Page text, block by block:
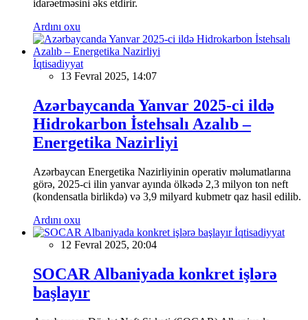
idarəetməsini əks etdirir.
Ardını oxu
İqtisadiyyat
13 Fevral 2025, 14:07
Azərbaycanda Yanvar 2025-ci ildə
Hidrokarbon İstehsalı Azalıb –
Energetika Nazirliyi
Azərbaycan Energetika Nazirliyinin operativ məlumatlarına
görə, 2025-ci ilin yanvar ayında ölkədə 2,3 milyon ton neft
(kondensatla birlikdə) və 3,9 milyard kubmetr qaz hasil edilib.
Ardını oxu
İqtisadiyyat
12 Fevral 2025, 20:04
SOCAR Albaniyada konkret işlərə
başlayır